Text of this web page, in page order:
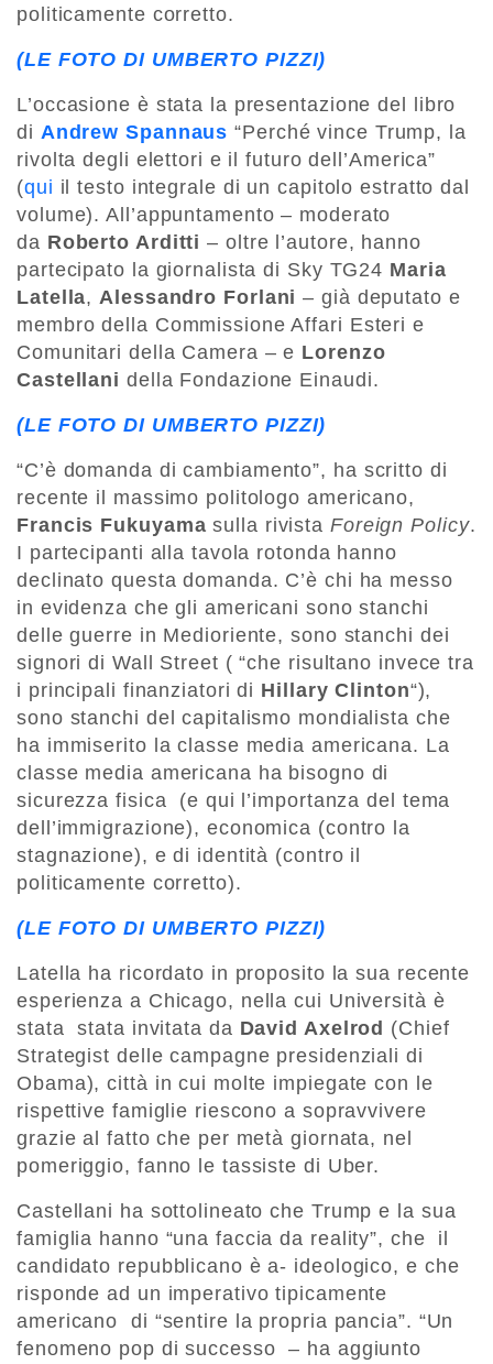
politicamente corretto.
(LE FOTO DI UMBERTO PIZZI)
L’occasione è stata la presentazione del libro
di Andrew Spannaus “Perché vince Trump, la
rivolta degli elettori e il futuro dell’America”
(qui il testo integrale di un capitolo estratto dal
volume). All’appuntamento – moderato
da Roberto Arditti – oltre l’autore, hanno
partecipato la giornalista di Sky TG24 Maria
Latella,Alessandro Forlani– già deputato e
membro della Commissione Affari Esteri e
Comunitari della Camera – e Lorenzo
Castellani della Fondazione Einaudi.
(LE FOTO DI UMBERTO PIZZI)
“C’è domanda di cambiamento”, ha scritto di
recente il massimo politologo americano,
Francis Fukuyamasulla rivista Foreign Policy.
I partecipanti alla tavola rotonda hanno
declinato questa domanda. C’è chi ha messo
in evidenza che gli americani sono stanchi
delle guerre in Medioriente, sono stanchi dei
signori di Wall Street ( “che risultano invece tra
i principali finanziatori di Hillary Clinton“),
sono stanchi del capitalismo mondialista che
ha immiserito la classe media americana. La
classe media americana ha bisogno di
sicurezza fisica (e qui l’importanza del tema
dell’immigrazione), economica (contro la
stagnazione), e di identità (contro il
politicamente corretto).
(LE FOTO DI UMBERTO PIZZI)
Latella ha ricordato in proposito la sua recente
esperienza a Chicago, nella cui Università è
stata stata invitata da David Axelrod (Chief
Strategist delle campagne presidenziali di
Obama), città in cui molte impiegate con le
rispettive famiglie riescono a sopravvivere
grazie al fatto che per metà giornata, nel
pomeriggio, fanno le tassiste di Uber.
Castellani ha sottolineato che Trump e la sua
famiglia hanno “una faccia da reality”, che il
candidato repubblicano è a- ideologico, e che
risponde ad un imperativo tipicamente
americano di “sentire la propria pancia”. “Un
fenomeno pop di successo – ha aggiunto